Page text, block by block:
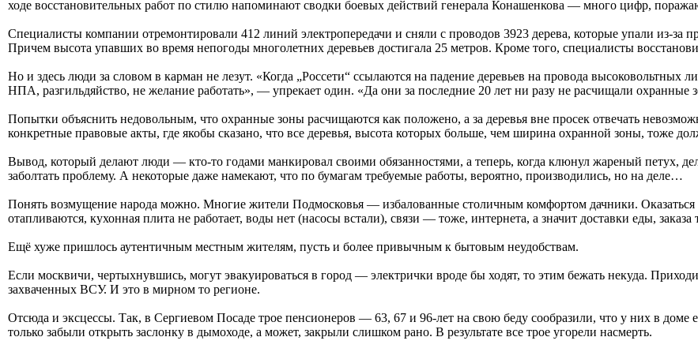
ходе восстановительных работ по стилю напоминают сводки боевых действий генерала Конашенкова — много цифр,
Специалисты компании отремонтировали 412 линий электропередачи и сняли с проводов 3923 дерева, которые упали из-
Причем высота упавших во время непогоды многолетних деревьев достигала 25 метров. Кроме того, специалисты
Но и здесь люди за словом в карман не лезут. «Когда „Россети“ ссылаются на падение деревьев на провода высоковольтных
НПА, разгильдяйство, не желание работать», — упрекает один. «Да они за последние 20 лет ни разу не расчищали
Попытки объяснить недовольным, что охранные зоны расчищаются как положено, а за деревья вне просек отвечать
конкретные правовые акты, где якобы сказано, что все деревья, высота которых больше, чем ширина охранной зоны, тоже
Вывод, который делают люди — кто-то годами манкировал своими обязанностями, а теперь, когда клюнул жареный петух,
заболтать проблему. А некоторые даже намекают, что по бумагам требуемые работы, вероятно, производились, но на деле…
Понять возмущение народа можно. Многие жители Подмосковья — избалованные столичным комфортом дачники. Оказаться
отапливаются, кухонная плита не работает, воды нет (насосы встали), связи — тоже, интернета, а значит доставки еды,
Ещё хуже пришлось аутентичным местным жителям, пусть и более привычным к бытовым неудобствам.
Если москвичи, чертыхнувшись, могут эвакуироваться в город — электрички вроде бы ходят, то этим бежать некуда.
захваченных ВСУ. И это в мирном то регионе.
Отсюда и эксцессы. Так, в Сергиевом Посаде трое пенсионеров — 63, 67 и 96-лет на свою беду сообразили, что у них в доме
только забыли открыть заслонку в дымоходе, а может, закрыли слишком рано. В результате все трое угорели насмерть.